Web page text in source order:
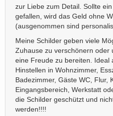
zur Liebe zum Detail. Sollte
gefallen, wird das Geld ohne
(ausgenommen sind
Meine Schilder geben viele
Zuhause zu verschönern oder
eine Freude zu bereiten. Ideal
Hinstellen in Wohnzimmer,
Badezimmer, Gäste WC, Flur,
Eingangsbereich, Werkstatt
die Schilder geschützt und
werden!!!!